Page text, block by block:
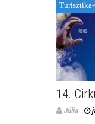
14.
Júlia